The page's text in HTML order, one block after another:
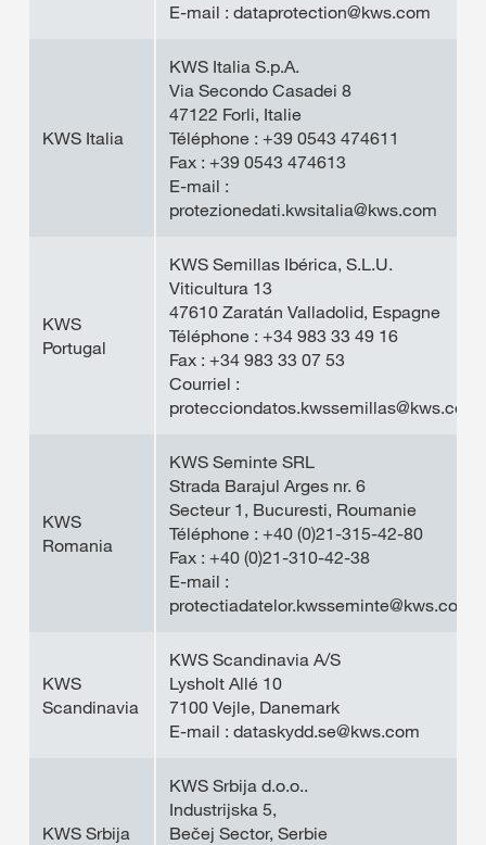
E-mail : dataprotection@kws.com
KWS Italia
KWS Italia S.p.A.
Via Secondo Casadei 8
47122 Forli, Italie
Téléphone : +39 0543 474611
Fax : +39 0543 474613
E-mail :
protezionedati.kwsitalia@kws.com
KWS
Portugal
KWS Semillas Ibérica, S.L.U.
Viticultura 13
47610 Zaratán Valladolid, Espagne
Téléphone : +34 983 33 49 16
Fax : +34 983 33 07 53
Courriel :
protecciondatos.kwssemillas@kws.com
KWS
Romania
KWS Seminte SRL
Strada Barajul Arges nr. 6
Secteur 1, Bucuresti, Roumanie
Téléphone : +40 (0)21-315-42-80
Fax : +40 (0)21-310-42-38
E-mail :
protectiadatelor.kwsseminte@kws.com
KWS
Scandinavia
KWS Scandinavia A/S
Lysholt Allé 10
7100 Vejle, Danemark
E-mail : dataskydd.se@kws.com
KWS Srbija
KWS Srbija d.o.o..
Industrijska 5,
Bečej Sector, Serbie